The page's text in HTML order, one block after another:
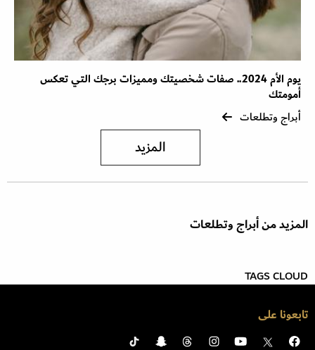
يوم الأم 2024.. صفات شخصيتك ومميزات برجك التي تعكس
أمومتك
أبراج وتطلعات
المزيد
المزيد من أبراج وتطلعات
TAGS CLOUD
تابعونا على